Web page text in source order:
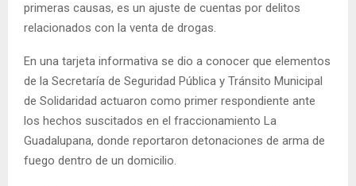
primeras causas, es un ajuste de cuentas por delitos
relacionados con la venta de drogas.
En una tarjeta informativa se dio a conocer que elementos
de la Secretaría de Seguridad Pública y Tránsito Municipal
de Solidaridad actuaron como primer respondiente ante
los hechos suscitados en el fraccionamiento La
Guadalupana, donde reportaron detonaciones de arma de
fuego dentro de un domicilio.